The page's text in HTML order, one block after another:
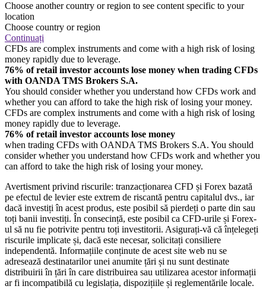
Choose another country or region to see content specific to your
location
Choose country or region
Continuați
CFDs are complex instruments and come with a high risk of losing
money rapidly due to leverage.
76% of retail investor accounts lose money when trading CFDs
with OANDA TMS Brokers S.A.
You should consider whether you understand how CFDs work and
whether you can afford to take the high risk of losing your money.
CFDs are complex instruments and come with a high risk of losing
money rapidly due to leverage.
76% of retail investor accounts lose money
when trading CFDs with OANDA TMS Brokers S.A. You should
consider whether you understand how CFDs work and whether you
can afford to take the high risk of losing your money.
Avertisment privind riscurile: tranzacționarea CFD și Forex bazată
pe efectul de levier este extrem de riscantă pentru capitalul dvs., iar
dacă investiți în acest produs, este posibil să pierdeți o parte din sau
toți banii investiți. În consecință, este posibil ca CFD-urile și Forex-
ul să nu fie potrivite pentru toți investitorii. Asigurați-vă că înțelegeți
riscurile implicate și, dacă este necesar, solicitați consiliere
independentă. Informațiile conținute de acest site web nu se
adresează destinatarilor unei anumite țări și nu sunt destinate
distribuirii în țări în care distribuirea sau utilizarea acestor informații
ar fi incompatibilă cu legislația, dispozițiile și reglementările locale.